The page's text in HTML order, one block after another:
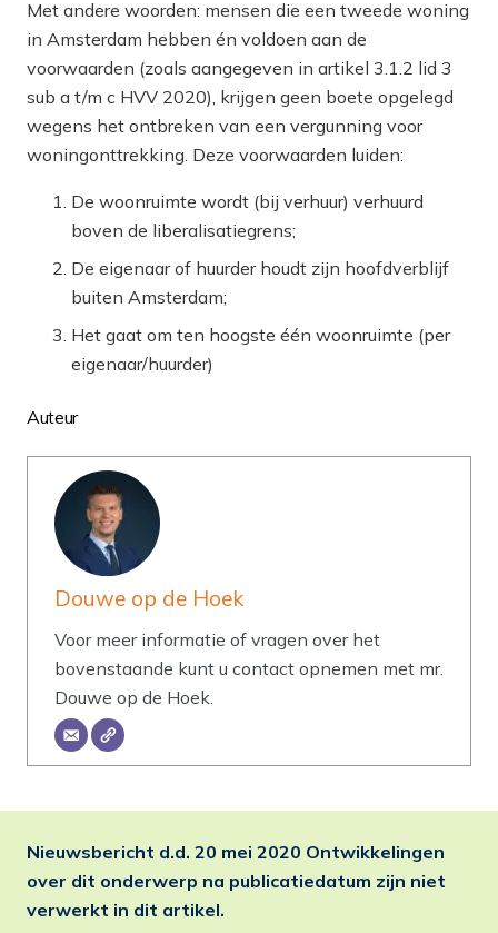
Met andere woorden: mensen die een tweede woning
in Amsterdam hebben én voldoen aan de
voorwaarden (zoals aangegeven in artikel 3.1.2 lid 3
sub a t/m c HVV 2020), krijgen geen boete opgelegd
wegens het ontbreken van een vergunning voor
woningonttrekking. Deze voorwaarden luiden:
De woonruimte wordt (bij verhuur) verhuurd
boven de liberalisatiegrens;
De eigenaar of huurder houdt zijn hoofdverblijf
buiten Amsterdam;
Het gaat om ten hoogste één woonruimte (per
eigenaar/huurder)
Auteur
Douwe op de Hoek
Voor meer informatie of vragen over het
bovenstaande kunt u contact opnemen met mr.
Douwe op de Hoek.
Nieuwsbericht d.d. 20 mei 2020 Ontwikkelingen
over dit onderwerp na publicatiedatum zijn niet
verwerkt in dit artikel.